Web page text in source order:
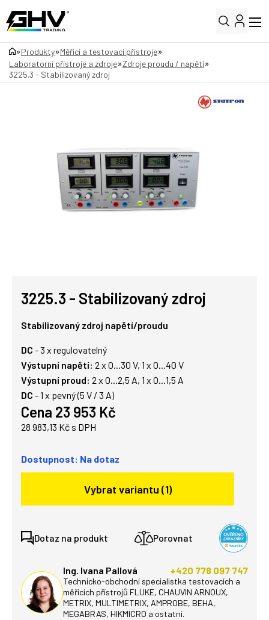
»Produkty»Měřicí a testovací přístroje»
Laboratorní přístroje a zdroje»Zdroje proudu / napětí»
3225.3 - Stabilizovaný zdroj
3225.3 - Stabilizovaný zdroj
Stabilizovaný zdroj napětí/proudu
DC - 3 x regulovatelný
Výstupní napětí: 2 x 0...30 V, 1 x 0...40 V
Výstupní proud: 2 x 0...2,5 A, 1 x 0...1,5 A
DC - 1 x pevný (5 V / 3 A)
Cena 23 953 Kč
28 983,13 Kč s DPH
Dostupnost: Na dotaz
Vybrat variantu (1)
Dotaz na produkt Porovnat
Ing. Ivana Pallová +420 778 097 747
Technicko-obchodní specialistka testovacích a
měřicích přístrojů FLUKE, CHAUVIN ARNOUX,
METRIX, MULTIMETRIX, AMPROBE, BEHA,
MEGABRAS, HIKMICRO a ostatní.